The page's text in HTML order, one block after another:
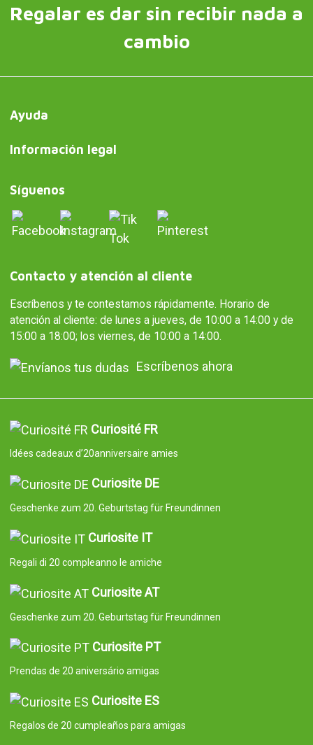
Regalar es dar sin recibir nada a
cambio
Ayuda
Información legal
Síguenos
Contacto y atención al cliente
Escríbenos y te contestamos rápidamente. Horario de
atención al cliente: de lunes a jueves, de 10:00 a 14:00 y de
15:00 a 18:00; los viernes, de 10:00 a 14:00.
Escríbenos ahora
Curiosité FR
Idées cadeaux d’20anniversaire amies
Curiosite DE
Geschenke zum 20. Geburtstag für Freundinnen
Curiosite IT
Regali di 20 compleanno le amiche
Curiosite AT
Geschenke zum 20. Geburtstag für Freundinnen
Curiosite PT
Prendas de 20 aniversário amigas
Curiosite ES
Regalos de 20 cumpleaños para amigas